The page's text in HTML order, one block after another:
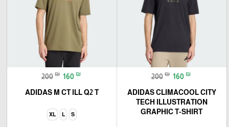
200 ₪ 160 ₪
ADIDAS CLIMACOOL CITY
TECH ILLUSTRATION
GRAPHIC T-SHIRT
200 ₪ 160 ₪
ADIDAS M CT ILL Q2 T
S
L
XL